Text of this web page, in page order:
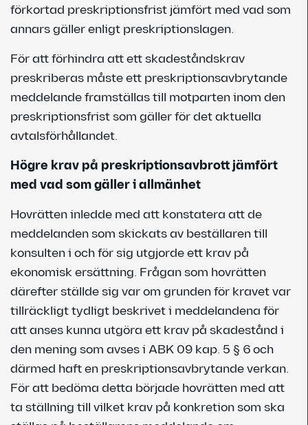
förkortad preskriptionsfrist jämfört med vad som
annars gäller enligt preskriptionslagen.
För att förhindra att ett skadeståndskrav
preskriberas måste ett preskriptionsavbrytande
meddelande framställas till motparten inom den
preskriptionsfrist som gäller för det aktuella
avtalsförhållandet.
Högre krav på preskriptionsavbrott jämfört
med vad som gäller i allmänhet
Hovrätten inledde med att konstatera att de
meddelanden som skickats av beställaren till
konsulten i och för sig utgjorde ett krav på
ekonomisk ersättning. Frågan som hovrätten
därefter ställde sig var om grunden för kravet var
tillräckligt tydligt beskrivet i meddelandena för
att anses kunna utgöra ett krav på skadestånd i
den mening som avses i ABK 09 kap. 5 § 6 och
därmed haft en preskriptionsavbrytande verkan.
För att bedöma detta började hovrätten med att
ta ställning till vilket krav på konkretion som ska